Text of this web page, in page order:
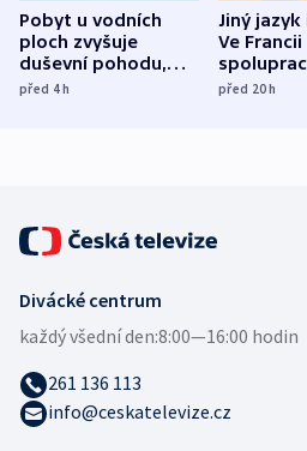
Pobyt u vodních
ploch zvyšuje
duševní pohodu,
ukázala
před 4h
Jiný
Ve Francii
různých
před 20h
Divácké centrum
každý všední den:8:00—16:00 hodin
261 136 113
info@ceskatelevize.cz